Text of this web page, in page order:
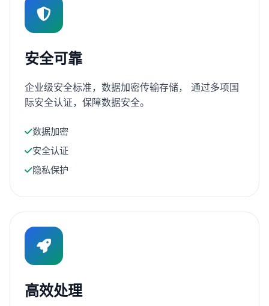
安全可靠
企业级安全标准，数据加密传输存储， 通过多项国
际安全认证，保障数据安全。
数据加密
安全认证
隐私保护
高效处理